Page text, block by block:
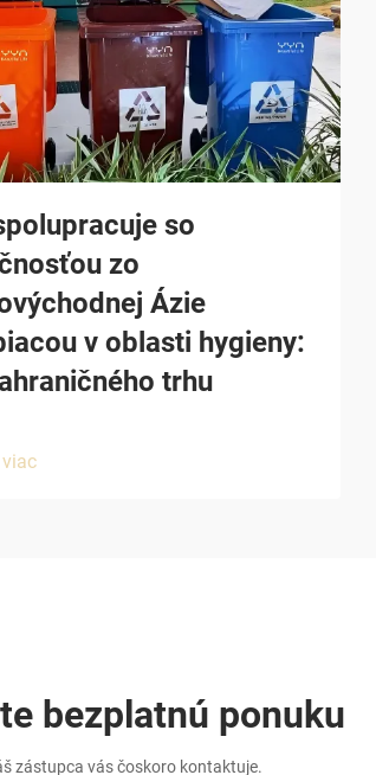
so
zo
Ázie
v oblasti hygieny:
trhu
bezplatnú ponuku
zástupca vás čoskoro kontaktuje.